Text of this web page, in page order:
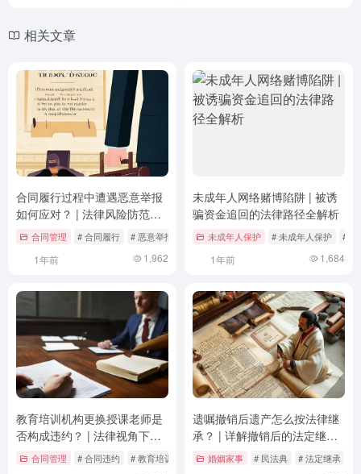
相关文章
合同履行过程中遭遇恶意举报
如何应对？ | 法律风险防范与
解决策略
合同管理 # 合同履行 # 恶意举报 # 案例分析
1年前 1,962
未成年人网络赌博陷阱 | 被诱
骗资金追回的法律路径全解析
未成年人保护 # 未成年人保护 # 民
1年前 1,684
教育培训机构更换授课老师是
否构成违约？ | 法律视角下的
合同履行与消费者权益保护
合同管理 # 合同违约 # 教育培训 # 民法典
遗嘱撤销后遗产怎么按法律继
承？ | 详解撤销后的法定继承
流程与常见争议处理
婚姻家事 # 民法典 # 法定继承